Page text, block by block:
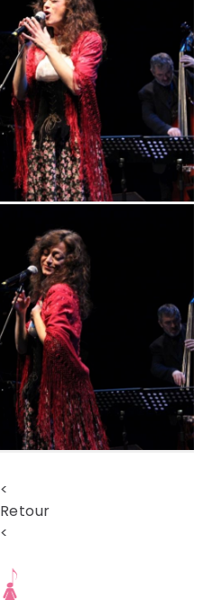
<
Retour
<